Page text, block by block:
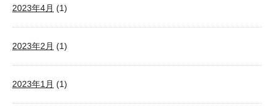
2023年4月 (1)
2023年2月 (1)
2023年1月 (1)